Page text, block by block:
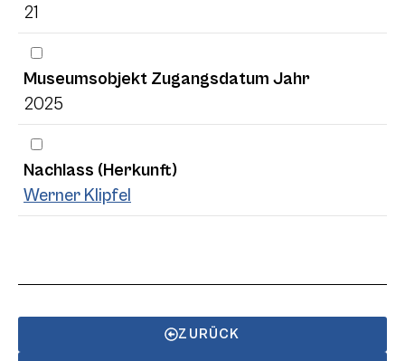
21
Museumsobjekt Zugangsdatum Jahr
2025
Nachlass (Herkunft)
Werner Klipfel
ZURÜCK